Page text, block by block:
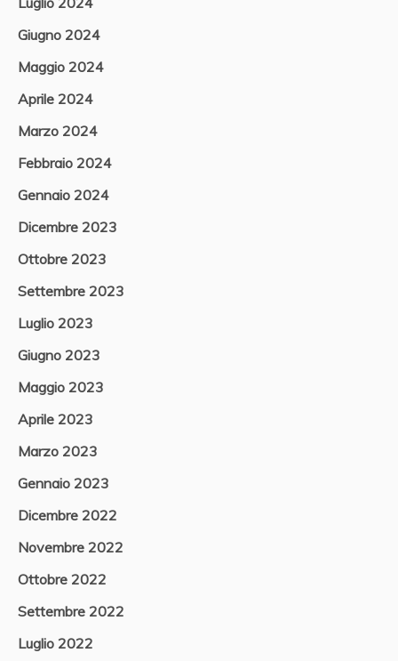
Giugno 2024
Maggio 2024
Aprile 2024
Marzo 2024
Febbraio 2024
Gennaio 2024
Dicembre 2023
Ottobre 2023
Settembre 2023
Luglio 2023
Giugno 2023
Maggio 2023
Aprile 2023
Marzo 2023
Gennaio 2023
Dicembre 2022
Novembre 2022
Ottobre 2022
Settembre 2022
Luglio 2022